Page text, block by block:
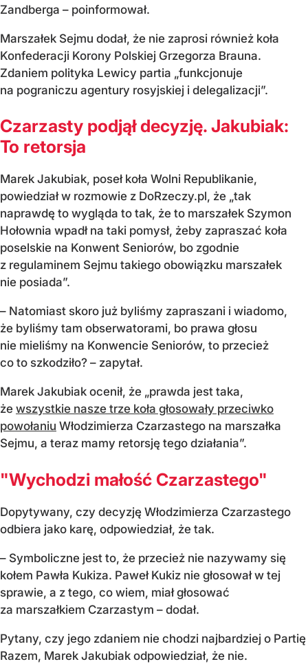
Zandberga – poinformował.
Marszałek Sejmu dodał, że nie zaprosi również koła
Konfederacji Korony Polskiej Grzegorza Brauna.
Zdaniem polityka Lewicy partia „funkcjonuje
na pograniczu agentury rosyjskiej i delegalizacji”.
Czarzasty podjął decyzję. Jakubiak:
To retorsja
Marek Jakubiak, poseł koła Wolni Republikanie,
powiedział w rozmowie z DoRzeczy.pl, że „tak
naprawdę to wygląda to tak, że to marszałek Szymon
Hołownia wpadł na taki pomysł, żeby zapraszać koła
poselskie na Konwent Seniorów, bo zgodnie
z regulaminem Sejmu takiego obowiązku marszałek
nie posiada”.
– Natomiast skoro już byliśmy zapraszani i wiadomo,
że byliśmy tam obserwatorami, bo prawa głosu
nie mieliśmy na Konwencie Seniorów, to przecież
co to szkodziło? – zapytał.
Marek Jakubiak ocenił, że „prawda jest taka,
że wszystkie nasze trze koła głosowały przeciwko
powołaniu Włodzimierza Czarzastego na marszałka
Sejmu, a teraz mamy retorsję tego działania”.
"Wychodzi małość Czarzastego"
Dopytywany, czy decyzję Włodzimierza Czarzastego
odbiera jako karę, odpowiedział, że tak.
– Symboliczne jest to, że przecież nie nazywamy się
kołem Pawła Kukiza. Paweł Kukiz nie głosował w tej
sprawie, a z tego, co wiem, miał głosować
za marszałkiem Czarzastym – dodał.
Pytany, czy jego zdaniem nie chodzi najbardziej o Partię
Razem, Marek Jakubiak odpowiedział, że nie.